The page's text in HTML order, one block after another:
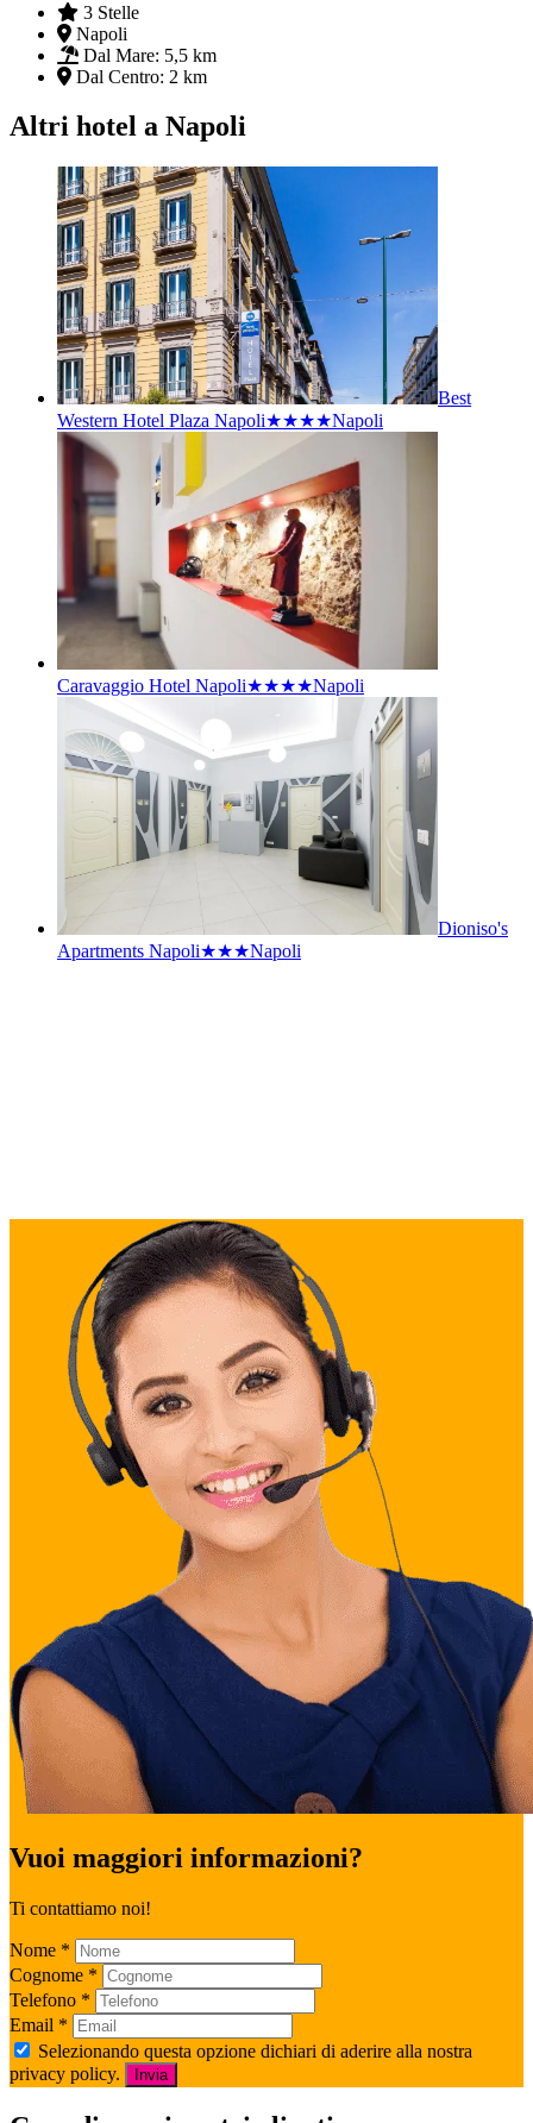
3 Stelle
Napoli
Dal Mare: 5,5 km
Dal Centro: 2 km
Altri hotel a Napoli
Best
Western Hotel Plaza Napoli★★★★Napoli
Caravaggio Hotel Napoli★★★★Napoli
Dioniso's
Apartments Napoli★★★Napoli
Vuoi maggiori informazioni?
Ti contattiamo noi!
Nome *
Cognome *
Telefono *
Email *
Selezionando questa opzione dichiari di aderire alla nostra
privacy policy.
Invia